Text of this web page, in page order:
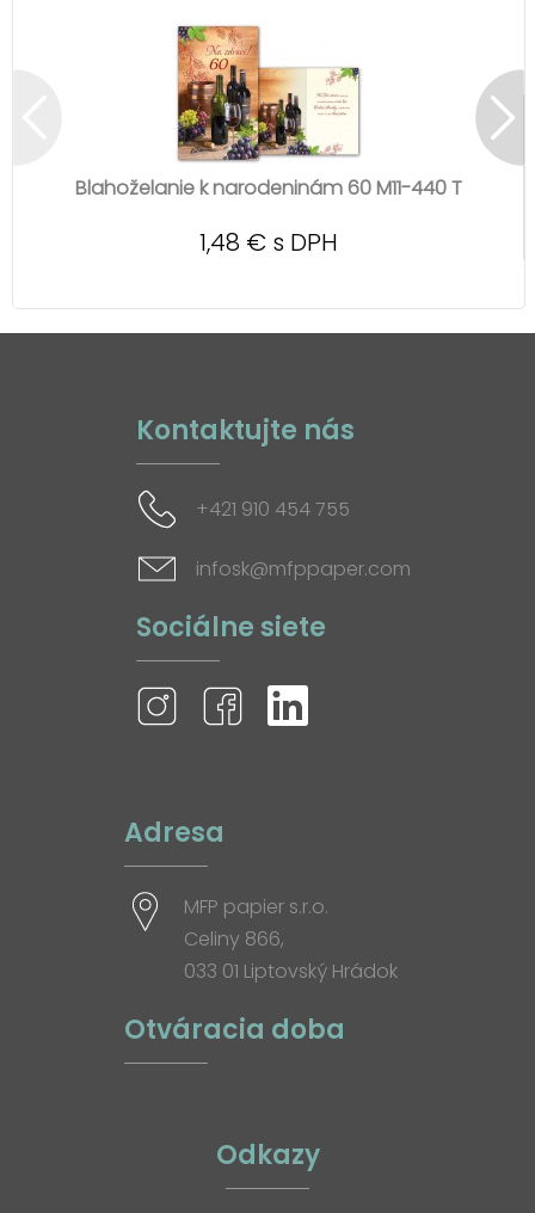
Blahoželanie k narodeninám 60 M11-440 T
1,48 € s DPH
Kontaktujte nás
+421 910 454 755
infosk@mfppaper.com
Sociálne siete
Adresa
MFP papier s.r.o.
Celiny 866,
033 01 Liptovský Hrádok
Otváracia doba
Odkazy